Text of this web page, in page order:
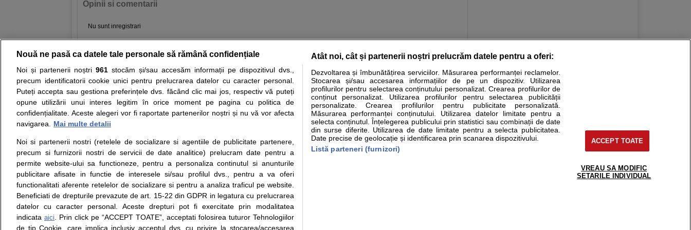
Opinii si comentarii
Nu sunt inregistrari
Resurse: Autoevaluare simptome Interpretare analize Specialitati medicale
Opiniile avizate ale medicilor, sfaturile si orice alte informatii despre sanatate disponibile pe sfatulmedicului.ro au scop informativ si educational. Ele nu pot substitui consultul medical direct si
nici diagnosticul stabilit in urma investigatiilor si analizelor medicale. Va sfatuim, ca pe langa informatia primita pe sfatulmedicului.ro sa consultati fie medicul Dvs., fie unul dintre medicii pe care
ii punem la dispozitie pentru programare in sistemul de programari la medic Clickmed.
Despre noi
Contact
Intrebari frecvente
Consultanti
medicali
Termeni si conditii
Politica de
confidentialitate
Politica de cookie
Modifica Setarile Cookie
Drepturile consumatorului
Protectia consumatorilor -
ANPC
Solutionarea Alternativa a
Litigiilor
Info consumator: 0800.080.999
Formulare europene - CNAS
Ministerul Sanatatii - ANMDM
Parteneri
Inscriere clinica
Pentru pacient
support@sfatulmedicului.ro
0374 109 268
Nouă ne pasă ca datele tale personale să rămână confidențiale
Noi și partenerii noștri 961stocăm și/sau accesăm informații pe dispozitivul dvs.,
precum identificatorii cookie unici pentru prelucrarea datelor cu caracter personal.
Puteți accepta sau gestiona preferințele dvs. făcând clic mai jos, respectiv vă puteți
opune utilizării unui interes legitim în orice moment pe pagina cu politica de
confidențialitate. Aceste alegeri vor fi raportate partenerilor noștri și nu vă vor afecta
navigarea.
Mai multe detalii
Noi si partenerii nostri (retelele de socializare si agentiile de publicitate partenere,
precum si furnizorii nostri de servicii de date analitice) prelucram date pentru a
permite website-ului sa functioneze, pentru a personaliza continutul si anunturile
publicitare afisate in functie de interesele si/sau profilul dvs., pentru a va oferi
functionalitati aferente retelelor de socializare si pentru a analiza traficul pe website.
Beneficiati de drepturile prevazute de art. 15-22 din GDPR in legatura cu prelucrarea
datelor cu caracter personal. Aceste drepturi pot fi exercitate prin modalitatea
indicata aici. Prin click pe “ACCEPT TOATE”, acceptati folosirea tuturor Tehnologiilor
de tip Cookie, care implica inclusiv acceptul dvs. cu privire la stocarea/accesarea
Atât noi, cât și partenerii noștri prelucrăm datele pentru a oferi:
Dezvoltarea și îmbunătățirea serviciilor. Măsurarea performanței reclamelor.
Stocarea și/sau accesarea informațiilor de pe un dispozitiv. Utilizarea
profilurilor pentru selectarea conținutului personalizat. Crearea profilurilor de
conținut personalizat. Utilizarea profilurilor pentru selectarea publicității
personalizate. Crearea profilurilor pentru publicitate personalizată.
Măsurarea performanței conținutului. Utilizarea datelor limitate pentru a
selecta conținutul. Înțelegerea publicului prin statistici sau combinații de date
din surse diferite. Utilizarea de date limitate pentru a selecta publicitatea.
Date precise de geolocație și identificarea prin scanarea dispozitivului.
Listă parteneri (furnizori)
ACCEPT TOATE
VREAU SA MODIFIC
SETARILE INDIVIDUAL